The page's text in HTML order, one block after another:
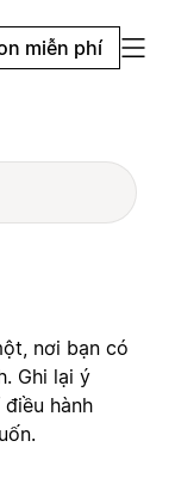
miễn phí
nơi bạn có
Ghi lại ý
hành